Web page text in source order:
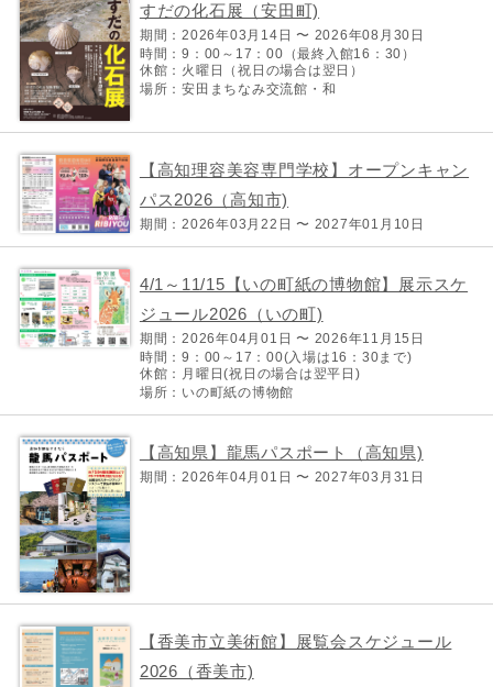
すだの化石展（安田町)
期間：2026年03月14日 〜 2026年08月30日
時間：9：00～17：00（最終入館16：30）
休館：火曜日（祝日の場合は翌日）
場所：安田まちなみ交流館・和
【高知理容美容専門学校】オープンキャン
パス2026（高知市)
期間：2026年03月22日 〜 2027年01月10日
4/1～11/15【いの町紙の博物館】展示スケ
ジュール2026（いの町)
期間：2026年04月01日 〜 2026年11月15日
時間：9：00～17：00(入場は16：30まで)
休館：月曜日(祝日の場合は翌平日)
場所：いの町紙の博物館
【高知県】龍馬パスポート（高知県)
期間：2026年04月01日 〜 2027年03月31日
【香美市立美術館】展覧会スケジュール
2026（香美市)